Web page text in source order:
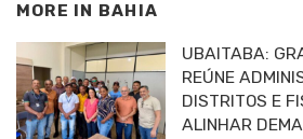
MORE IN BAHIA
UBAITABA:
REÚNE
DISTRITOS E
ALINHAR